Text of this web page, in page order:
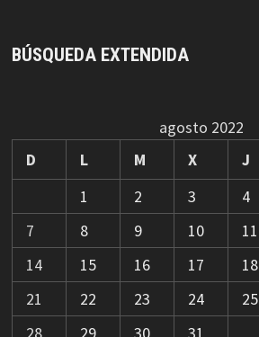
BÚSQUEDA EXTENDIDA
agosto 2022
D
L M X J
1
2 3 4
7
8 9 10 11
14
15 16 17 18
21
22 23 24 25